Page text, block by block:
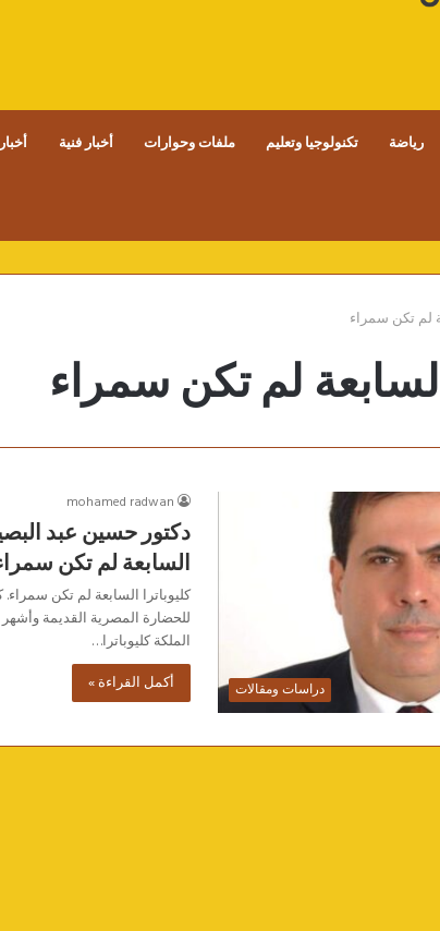
رياضة تكنولوجيا وتعليم ملفات وحوارات أخبار فنية
لم تكن سمراء
السابعة لم تكن سمراء
دراسات ومقالات
mohamed radwan
دكتور حسين عبد
السابعة لم تكن
كليوباترا السابعة لم تكن سمراء.
للحضارة المصرية القديمة
الملكة كليوباترا…
أكمل القراءة »